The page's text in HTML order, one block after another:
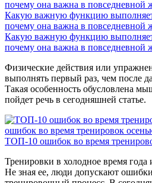
Какую важную функцию
почему она важна в повседневной
Какую важную функцию
почему она важна в повседневной
Физические действия или
выполнять первый раз, чем после
Такая особенность обусловлена
пойдет речь в сегодняшней статье.
ошибок во время тренировок
ТОП-10 ошибок во время
Тренировки в холодное время
Не зная ее, люди допускают